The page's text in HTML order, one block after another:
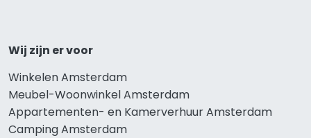
Wij zijn er voor
Winkelen Amsterdam
Meubel-Woonwinkel Amsterdam
Appartementen- en Kamerverhuur Amsterdam
Camping Amsterdam